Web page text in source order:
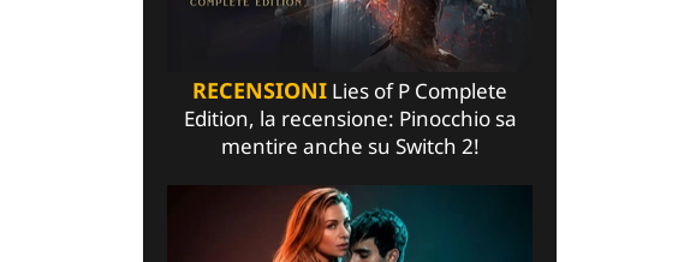
RECENSIONI Lies of P Complete
Edition, la recensione: Pinocchio sa
mentire anche su Switch 2!